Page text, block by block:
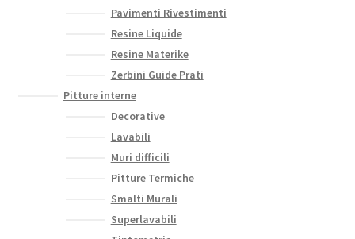
Pavimenti Rivestimenti
Resine Liquide
Resine Materike
Zerbini Guide Prati
Pitture interne
Decorative
Lavabili
Muri difficili
Pitture Termiche
Smalti Murali
Superlavabili